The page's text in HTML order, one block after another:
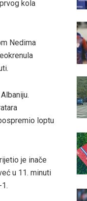
kola
Nedima
loptu
je inače
u 11. minuti